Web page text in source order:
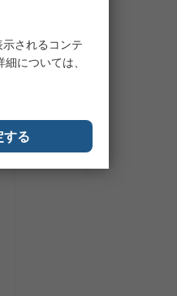
されるコンテ
については、
る